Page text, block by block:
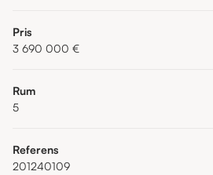
Pris
3 690 000 €
Rum
5
Referens
201240109